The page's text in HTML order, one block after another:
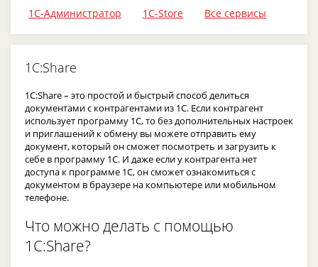
1С-Администратор
1С-Store Все сервисы
1C:Share
1С:Share – это простой и быстрый способ делиться
документами с контрагентами из 1С. Если контрагент
использует программу 1С, то без дополнительных настроек
и приглашений к обмену вы можете отправить ему
документ, который он сможет посмотреть и загрузить к
себе в программу 1С. И даже если у контрагента нет
доступа к программе 1С, он сможет ознакомиться с
документом в браузере на компьютере или мобильном
телефоне.
Что можно делать с помощью
1C:Share?